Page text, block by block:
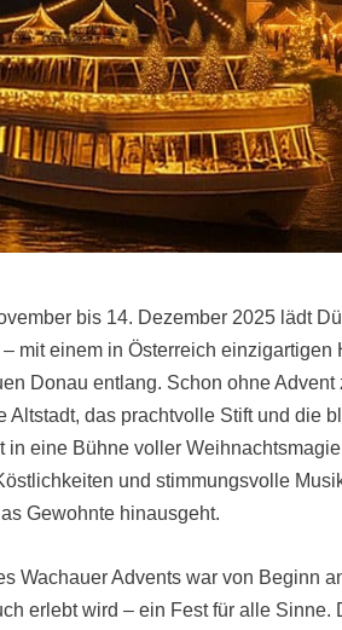
bis 14. Dezember 2025 lädt
mit einem in Österreich
Donau entlang. Schon ohne
Altstadt, das prachtvolle Stift und die
in eine Bühne voller
und stimmungsvolle
Gewohnte hinausgeht.
Wachauer Advents war von Beginn
erlebt wird – ein Fest für alle